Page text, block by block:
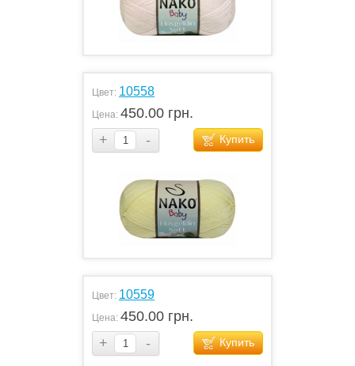
Цвет: 10558
Цена: 450.00 грн.
+
- Купить
Цвет: 10559
Цена: 450.00 грн.
+
- Купить